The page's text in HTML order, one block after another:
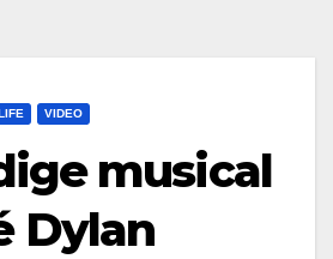
VIDEO
musical
Dylan